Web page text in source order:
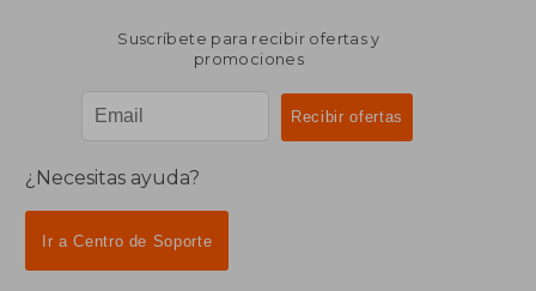
Suscríbete para recibir ofertas y
promociones
¿Necesitas ayuda?
Ir a Centro de Soporte